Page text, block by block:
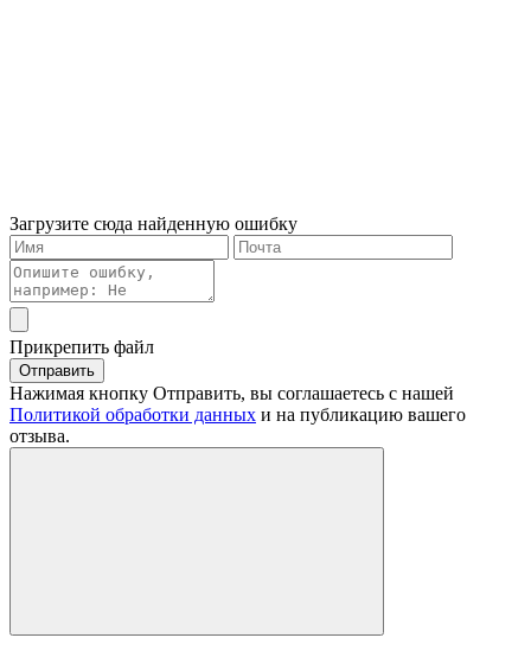
Загрузите сюда найденную ошибку
Прикрепить файл
Отправить
Нажимая кнопку Отправить, вы соглашаетесь с нашей
Политикой обработки данных и на публикацию вашего
отзыва.